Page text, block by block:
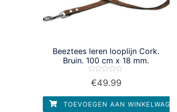
Beeztees leren looplijn Cork.
Bruin. 100 cm x 18 mm.
Waardering
0
5
€49.99
TOEVOEGEN AAN WINKELWAGEN